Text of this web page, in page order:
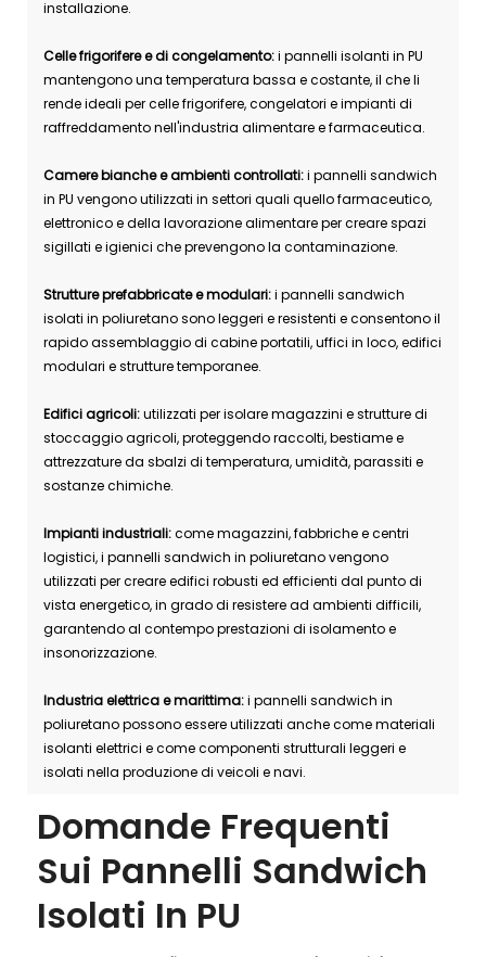
installazione.
Celle frigorifere e di congelamento:i pannelli isolanti in PU
mantengono una temperatura bassa e costante, il che li
rende ideali per celle frigorifere, congelatori e impianti di
raffreddamento nell'industria alimentare e farmaceutica.
Camere bianche e ambienti controllati:i pannelli sandwich
in PU vengono utilizzati in settori quali quello farmaceutico,
elettronico e della lavorazione alimentare per creare spazi
sigillati e igienici che prevengono la contaminazione.
Strutture prefabbricate e modulari:i pannelli sandwich
isolati in poliuretano sono leggeri e resistenti e consentono il
rapido assemblaggio di cabine portatili, uffici in loco, edifici
modulari e strutture temporanee.
Edifici agricoli:utilizzati per isolare magazzini e strutture di
stoccaggio agricoli, proteggendo raccolti, bestiame e
attrezzature da sbalzi di temperatura, umidità, parassiti e
sostanze chimiche.
Impianti industriali:come magazzini, fabbriche e centri
logistici, i pannelli sandwich in poliuretano vengono
utilizzati per creare edifici robusti ed efficienti dal punto di
vista energetico, in grado di resistere ad ambienti difficili,
garantendo al contempo prestazioni di isolamento e
insonorizzazione.
Industria elettrica e marittima:i pannelli sandwich in
poliuretano possono essere utilizzati anche come materiali
isolanti elettrici e come componenti strutturali leggeri e
isolati nella produzione di veicoli e navi.
Domande Frequenti
Sui Pannelli Sandwich
Isolati In PU